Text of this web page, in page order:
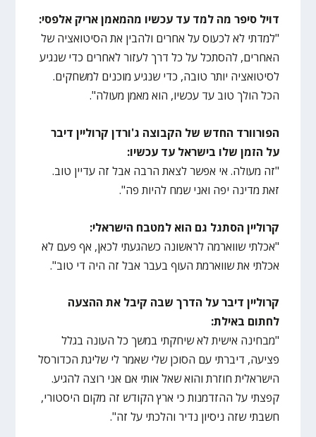
דויל סיפר מה למד עד עכשיו מהמאמן אריק אלפסי:
"למדתי לא לכעוס על אחרים ולהבין את הסיטואציה של
האחרים, להסתכל על כל דרך לעזור לאחרים כדי שנגיע
לסיטואציה יותר טובה, כדי שנגיע מוכנים למשחקים.
הכל הולך טוב עד עכשיו, הוא מאמן מעולה".
הפורוורד החדש של הקבוצה ג'ורדן קרוליין דיבר
על הזמן שלו בישראל עד עכשיו:
"זה מעולה. אי אפשר לצאת הרבה אבל זה עדיין טוב.
זאת מדינה יפה ואני שמח להיות פה".
קרוליין הסתגל גם הוא למטבח הישראלי:
"אכלתי שווארמה לראשונה כשהגעתי לכאן, אף פעם לא
אכלתי את שווארמת העוף בעבר אבל זה היה די טוב".
קרוליין דיבר על הדרך שבה קיבל את ההצעה
לחתום באילת:
"מבחינה אישית לא שיחקתי במשך כל העונה בגלל
פציעה, דיברתי עם הסוכן שלי שאמר לי שליגת הכדורסל
הישראלית חוזרת והוא שאל אותי אם אני רוצה להגיע.
קפצתי על ההזדמנות כי ארץ הקודש זה מקום היסטורי,
חשבתי שזה ניסיון נדיר והלכתי על זה".